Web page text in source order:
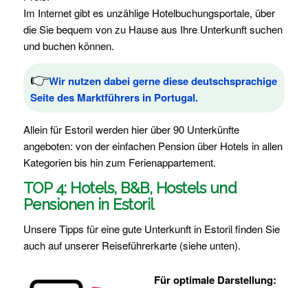
Im Internet gibt es unzählige Hotelbuchungsportale, über
die Sie bequem von zu Hause aus Ihre Unterkunft suchen
und buchen können.
👉Wir nutzen dabei gerne diese deutschsprachige
Seite des Marktführers in Portugal.
Allein für Estoril werden hier über 90 Unterkünfte
angeboten: von der einfachen Pension über Hotels in allen
Kategorien bis hin zum Ferienappartement.
TOP 4: Hotels, B&B, Hostels und
Pensionen in Estoril
Unsere Tipps für eine gute Unterkunft in Estoril finden Sie
auch auf unserer Reiseführerkarte (siehe unten).
Für optimale Darstellung: